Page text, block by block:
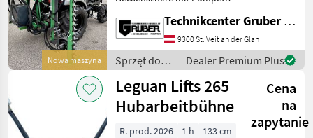
Piły do gałęzi
30
Frezarki do pni
1
MARKI
Nowa maszyna
Auslegerarm * geeignet für
Traktoren von 14 - 40 PS *
Schneidbalken mit
Einzelmesser *
Technikcenter Gruber GmbH
9300 St. Veit an der Glan
Sprzęt do
pielęgnacji
drzew /
Sonstige
Dealer Premium Plus
Leguan Lifts 265
Hubarbeitbühne
Cena
na
zapytanie
R. prod. 2026 1 h
133 cm